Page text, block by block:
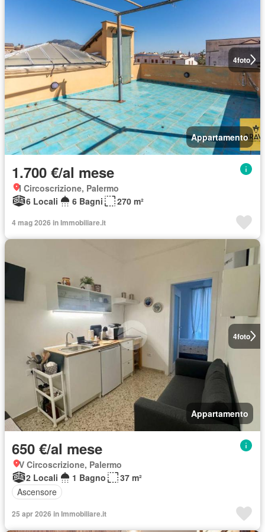
4foto
Appartamento
1.700 €/al mese
I Circoscrizione, Palermo
6 Locali
6 Bagni 270 m²
4 mag 2026 in Immobiliare.it
4foto
Appartamento
650 €/al mese
V Circoscrizione, Palermo
2 Locali
1 Bagno
37 m²
Ascensore
25 apr 2026 in Immobiliare.it